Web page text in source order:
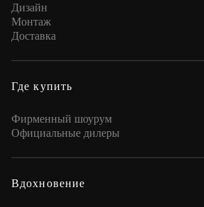
Дизайн
Монтаж
Доставка
Где купить
Фирменный шоурум
Официальные дилеры
Вдохновение